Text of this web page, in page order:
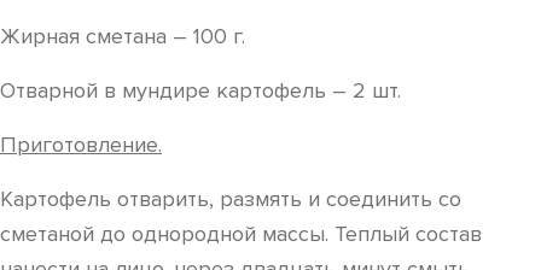
Жирная сметана – 100 г.
Отварной в мундире картофель – 2 шт.
Приготовление.
Картофель отварить, размять и соединить со
сметаной до однородной массы. Теплый состав